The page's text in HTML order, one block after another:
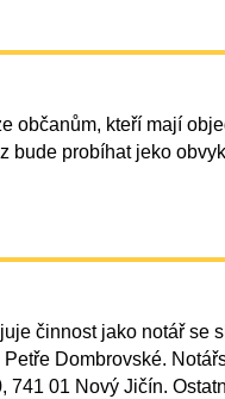
občanům, kteří mají
bude probíhat jeko
činnost jako notář se
Dombrovské.
741 01 Nový Jičín.